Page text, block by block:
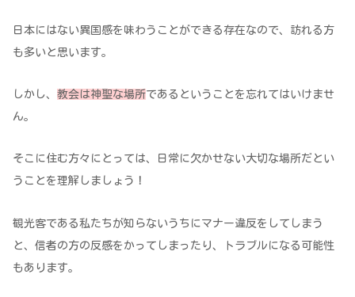
日本にはない異国感を味わうことができる存在なので、訪れる方
も多いと思います。
しかし、 教会は神聖な場所であるということを忘れてはいけませ
ん。
そこに住む方々にとっては、日常に欠かせない大切な場所だとい
うことを理解しましょう！
観光客である私たちが知らないうちにマナー違反をしてしまう
と、信者の方の反感をかってしまったり、トラブルになる可能性
もあります。